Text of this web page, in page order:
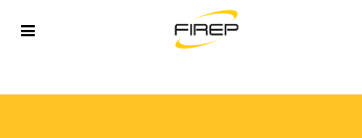
Accueil
TORCHES MANUELLES ET
CORPS DE TORCHE T30V